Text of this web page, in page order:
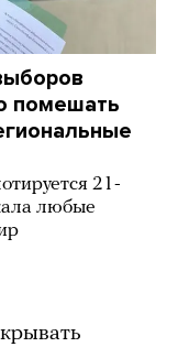
помешать
21-
любые